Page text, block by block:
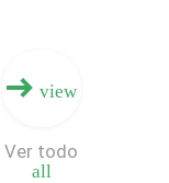
view
all
Ver todo